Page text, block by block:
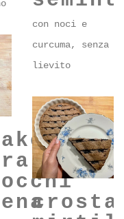
con noci e
curcuma, senza